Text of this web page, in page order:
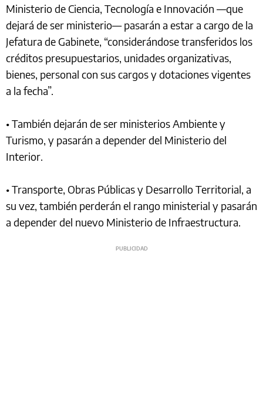
Ministerio de Ciencia, Tecnología e Innovación —que
dejará de ser ministerio— pasarán a estar a cargo de la
Jefatura de Gabinete, “considerándose transferidos los
créditos presupuestarios, unidades organizativas,
bienes, personal con sus cargos y dotaciones vigentes
a la fecha”.
• También dejarán de ser ministerios Ambiente y
Turismo, y pasarán a depender del Ministerio del
Interior.
• Transporte, Obras Públicas y Desarrollo Territorial, a
su vez, también perderán el rango ministerial y pasarán
a depender del nuevo Ministerio de Infraestructura.